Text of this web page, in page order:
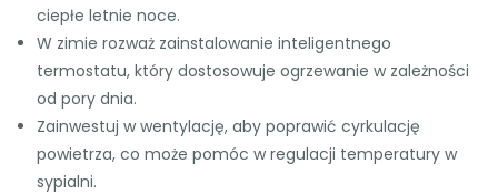
ciepłe letnie noce.
W zimie rozważ zainstalowanie inteligentnego
termostatu, który dostosowuje ogrzewanie w zależności
od pory dnia.
Zainwestuj w wentylację, aby poprawić cyrkulację
powietrza, co może pomóc w regulacji temperatury w
sypialni.